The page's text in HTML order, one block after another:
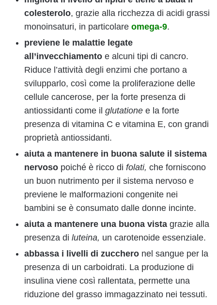
colesterolo, grazie alla ricchezza di acidi grassi
monoinsaturi, in particolare omega-9.
previene le malattie legate
all’invecchiamento e alcuni tipi di cancro.
Riduce l’attività degli enzimi che portano a
svilupparlo, così come la proliferazione delle
cellule cancerose, per la forte presenza di
antiossidanti come il glutatione e la forte
presenza di vitamina C e vitamina E, con grandi
proprietà antiossidanti.
aiuta a mantenere in buona salute il sistema
nervoso poiché è ricco di folati, che forniscono
un buon nutrimento per il sistema nervoso e
previene le malformazioni congenite nei
bambini se è consumato dalle donne incinte.
aiuta a mantenere una buona vista grazie alla
presenza di luteina, un carotenoide essenziale.
abbassa i livelli di zucchero nel sangue per la
presenza di un carboidrati. La produzione di
insulina viene così rallentata, permette una
riduzione del grasso immagazzinato nei tessuti.